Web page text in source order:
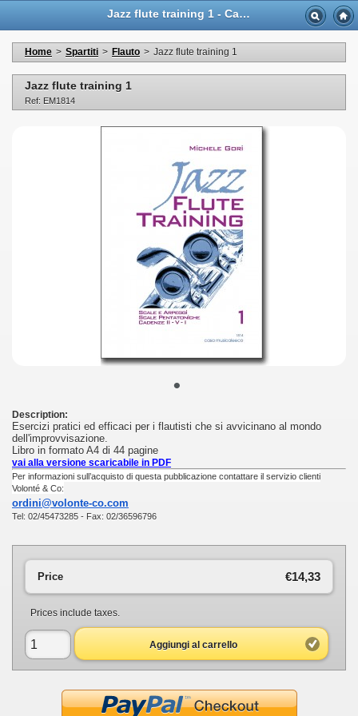
Jazz flute training 1 - Casa Musicale Eco
Home > Spartiti > Flauto > Jazz flute training 1
Jazz flute training 1
Ref: EM1814
•
Description:
Esercizi pratici ed efficaci per i flautisti che si avvicinano al mondo
dell'improvvisazione.
Libro in formato A4 di 44 pagine
vai alla versione scaricabile in PDF
Per informazioni sull’acquisto di questa pubblicazione contattare il servizio clienti
Volonté & Co:
ordini@volonte-co.com
Tel: 02/45473285 - Fax: 02/36596796
€14,33
Price
Prices include taxes.
Aggiungi al carrello